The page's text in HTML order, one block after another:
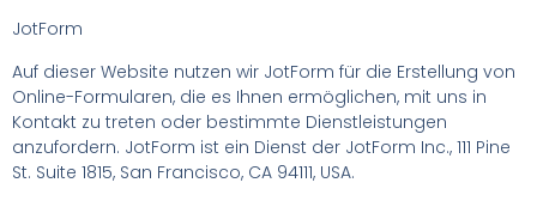
JotForm
Auf dieser Website nutzen wir JotForm für die Erstellung von
Online-Formularen, die es Ihnen ermöglichen, mit uns in
Kontakt zu treten oder bestimmte Dienstleistungen
anzufordern. JotForm ist ein Dienst der JotForm Inc., 111 Pine
St. Suite 1815, San Francisco, CA 94111, USA.